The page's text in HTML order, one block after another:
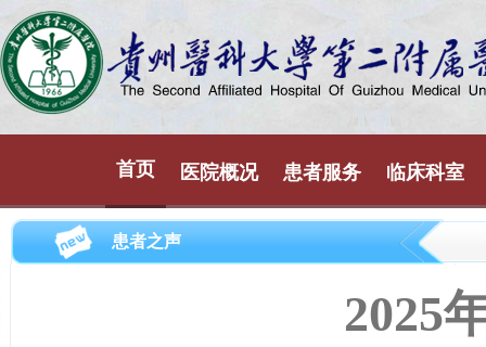
首页 医院概况 患者服务 临床科室
患者之声
2025